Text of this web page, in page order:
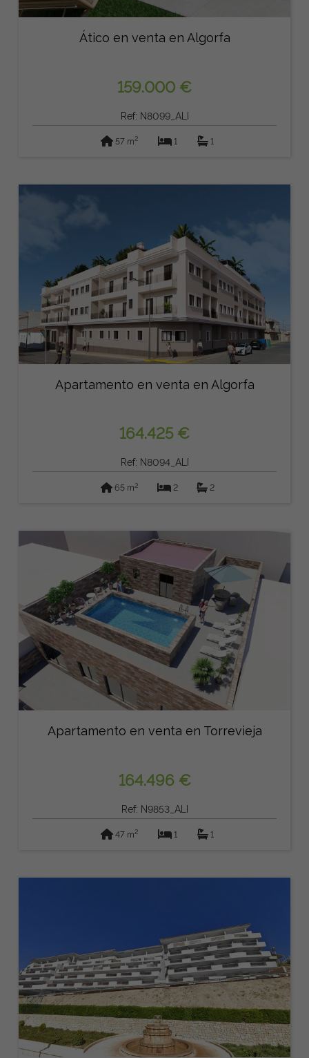
Ático en venta en Algorfa
159.000 €
Ref: N8099_ALI
57 m2 1 1
Apartamento en venta en Algorfa
164.425 €
Ref: N8094_ALI
65 m2 2 2
Apartamento en venta en Torrevieja
164.496 €
Ref: N9853_ALI
47 m2 1 1